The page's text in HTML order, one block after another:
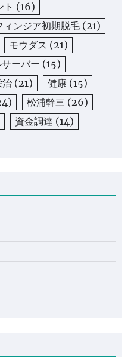
ト (16)
ィンジア初期脱毛 (21)
モウダス (21)
ーバー (15)
治 (21) 健康 (15)
松浦幹三 (26)
資金調達 (14)